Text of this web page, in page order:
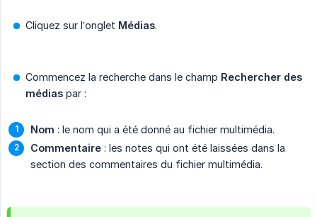
Cliquez sur l’onglet Médias.
Commencez la recherche dans le champ Rechercher des
médias par :
Nom : le nom qui a été donné au fichier multimédia.
Commentaire : les notes qui ont été laissées dans la
section des commentaires du fichier multimédia.